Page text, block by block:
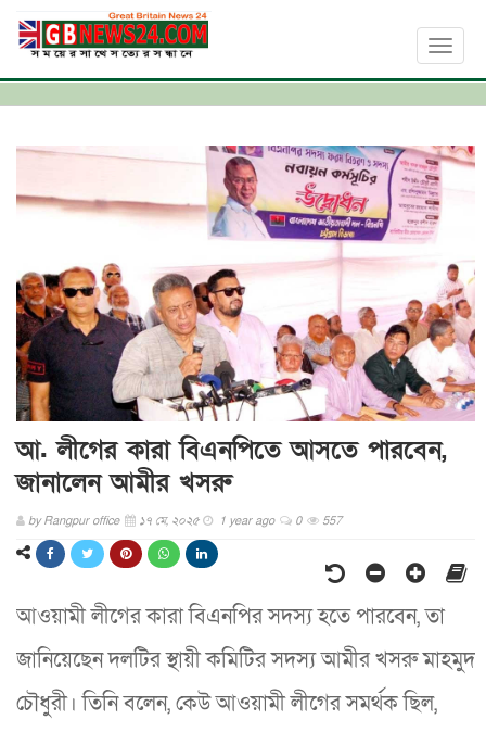
Toggle
আ. লীগের কারা বিএনপিতে আসতে পারবেন,
জানালেন আমীর খসরু
byRangpur office ১৭ মে, ২০২৫ 1 year ago 0 557
আওয়ামী লীগের কারা বিএনপির সদস্য হতে পারবেন, তা
জানিয়েছেন দলটির স্থায়ী কমিটির সদস্য আমীর খসরু মাহমুদ
চৌধুরী। তিনি বলেন, কেউ আওয়ামী লীগের সমর্থক ছিল,